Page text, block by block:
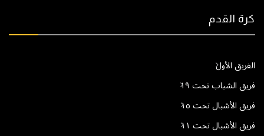
كرة القدم
الفريق الأول
فريق الشباب تحت ١٩
فريق الأشبال تحت ١٥
فريق الأشبال تحت ١١